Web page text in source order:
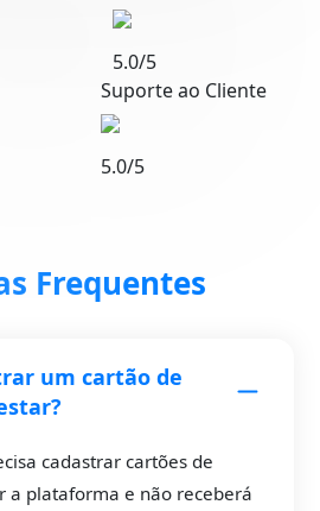
5.0/5
Suporte ao Cliente
5.0/5
Frequentes
um cartão de
cadastrar cartões de
a plataforma e não receberá